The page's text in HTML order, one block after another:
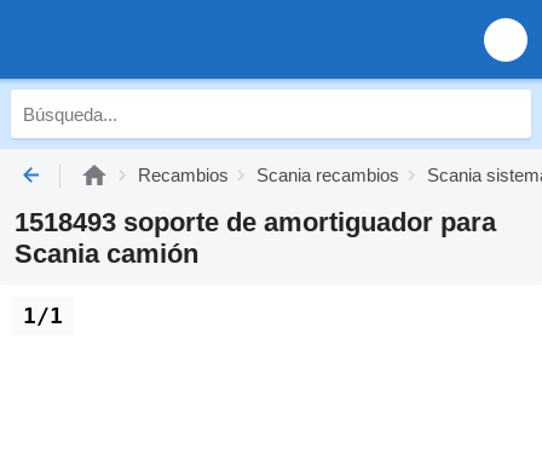
Recambios Scania recambios Scania
1518493 soporte de amortiguador para
Scania camión
1/1